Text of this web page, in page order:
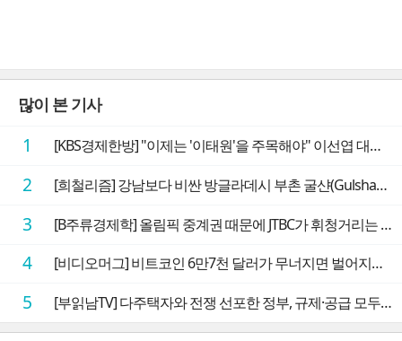
많이 본 기사
1 [KBS경제한방] "이제는 '이태원'을 주목해야" 이선엽 대표가 말하는 AI 시대 투자 성과를 가르는 지점들
2 [희철리즘] 강남보다 비싼 방글라데시 부촌 굴샨(Gulshan)의 극단적인 모습에 충격을 받다
3 [B주류경제학] 올림픽 중계권 때문에 JTBC가 휘청거리는 이유
4 [비디오머그] 비트코인 6만7천 달러가 무너지면 벌어지는 일
5 [부읽남TV] 다주택자와 전쟁 선포한 정부, 규제·공급 모두 실효성 의문